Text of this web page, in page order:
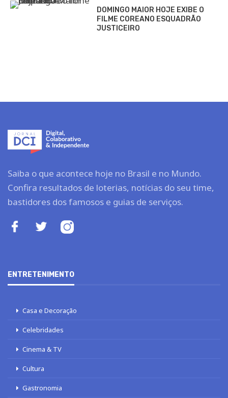
DOMINGO MAIOR HOJE EXIBE O
FILME COREANO ESQUADRÃO
JUSTICEIRO
Saiba o que acontece hoje no Brasil e no Mundo.
Confira resultados de loterias, notícias do seu time,
bastidores dos famosos e guias de serviços.
ENTRETENIMENTO
Casa e Decoração
Celebridades
Cinema & TV
Cultura
Gastronomia